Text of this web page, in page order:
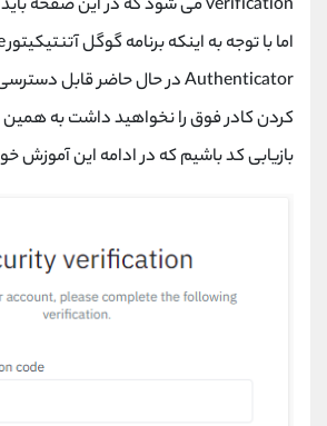
verificationمی شود که در این صفحه باید
اما با توجه به اینکه برنامه گوگل آتنتیکیتور
Authenticatorدر حال حاضر قابل
کردن کادر فوق را نخواهید داشت به همین
بازیابی کد باشیم که در ادامه این آموزش